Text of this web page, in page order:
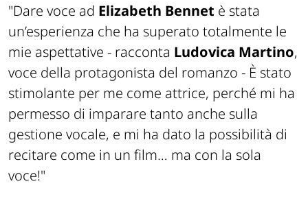
"Dare voce ad Elizabeth Bennet è stata
un’esperienza che ha superato totalmente le
mie aspettative - racconta Ludovica Martino,
voce della protagonista del romanzo - È stato
stimolante per me come attrice, perché mi ha
permesso di imparare tanto anche sulla
gestione vocale, e mi ha dato la possibilità di
recitare come in un film… ma con la sola
voce!"